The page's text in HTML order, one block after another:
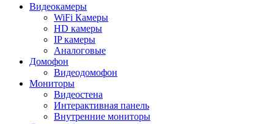
Видеокамеры
WiFi Камеры
HD камеры
IP камеры
Аналоговые
Домофон
Видеодомофон
Мониторы
Видеостена
Интерактивная панель
Внутренние мониторы